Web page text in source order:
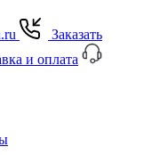
Заказать
и оплата